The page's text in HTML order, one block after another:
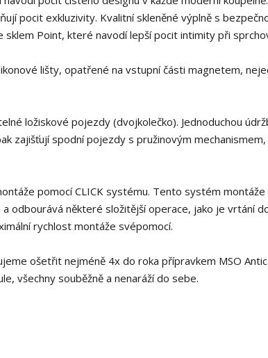
pocit exkluzivity. Kvalitní skleněné výplně s
Point, které navodí lepší pocit intimity při
lišty, opatřené na vstupní části magnetem,
ložiskové pojezdy (dvojkolečko). Jednoduchou
zajišťují spodní pojezdy s pružinovým
pomocí CLICK systému. Tento systém
odbourává některé složitější operace, jako je vrtání
rychlost montáže svépomocí.
ošetřit nejméně 4x do roka přípravkem MSO
všechny souběžně a nenaráží do sebe.